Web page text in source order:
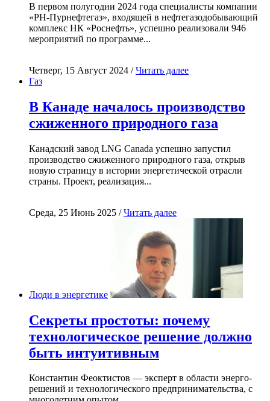
В первом полугодии 2024 года специалисты компании
«РН-Пурнефтегаз», входящей в нефтегазодобывающий
комплекс НК «Роснефть», успешно реализовали 946
мероприятий по программе...
Четверг, 15 Август 2024 /Читать далее
Газ
В Канаде началось производство
сжиженного природного газа
Канадский завод LNG Canada успешно запустил
производство сжиженного природного газа, открыв
новую страницу в истории энергетической отрасли
страны. Проект, реализация...
Среда, 25 Июнь 2025 /Читать далее
Люди в энергетике
Секреты простоты: почему
технологическое решение должно
быть интуитивным
Константин Феоктистов — эксперт в области энерго-
решений и технологического предпринимательства, с